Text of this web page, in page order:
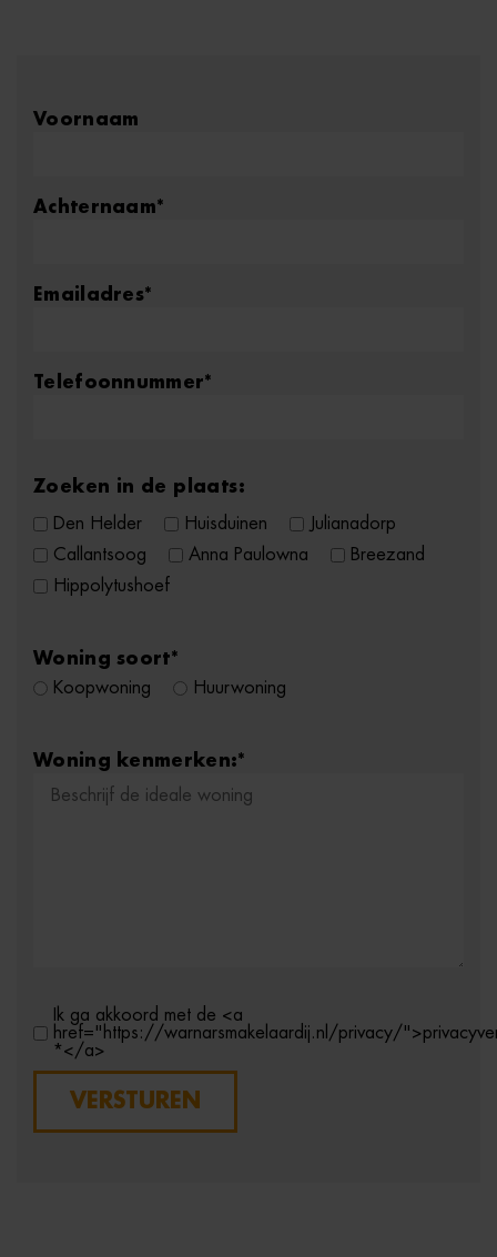
Voornaam
Achternaam*
Emailadres*
Telefoonnummer*
Zoeken in de plaats:
Den Helder Huisduinen
Julianadorp
Callantsoog
Anna Paulowna
Breezand
Hippolytushoef
Woning soort*
Koopwoning
Huurwoning
Woning kenmerken:*
Ik ga akkoord met de <a
href="https://warnarsmakelaardij.nl/privacy/
*</a>
VERSTUREN